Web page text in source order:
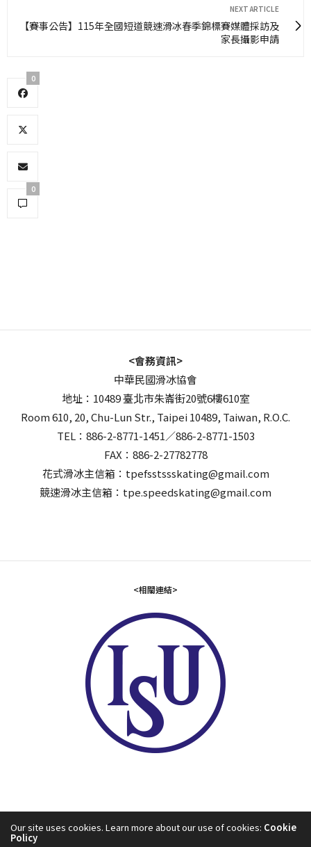
NEXT ARTICLE
【賽事公告】115年全國短道競速滑冰春季錦標賽媒體採訪及
家長攝影申請
0
0
<會務資訊>
中華民國滑冰協會
地址：10489 臺北市朱崙街20號6樓610室
Room 610, 20, Chu-Lun Str., Taipei 10489, Taiwan, R.O.C.
TEL：886-2-8771-1451／886-2-8771-1503
FAX：886-2-27782778
花式滑冰主信箱：tpefsstssskating@gmail.com
競速滑冰主信箱：tpe.speedskating@gmail.com
<相關連結>
Our site uses cookies. Learn more about our use of cookies: Cookie
Policy